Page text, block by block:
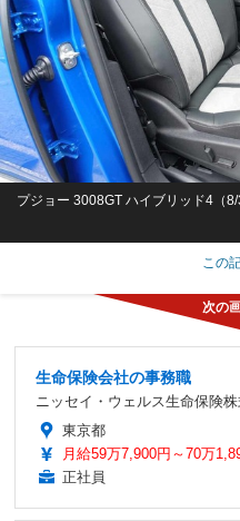
プジョー 3008GT ハイブリッド4（8/
この
生命保険会社の事務職
ニッセイ・ウェルス生命保険
東京都
月給59万7,900円～70万
正社員